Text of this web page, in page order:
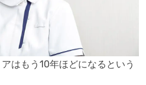
はもう10年ほどになるという